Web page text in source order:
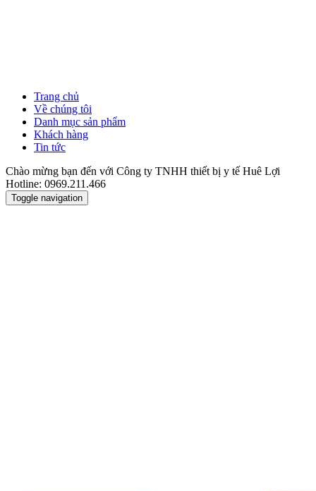
Trang chủ
Về chúng tôi
Danh mục sản phẩm
Khách hàng
Tin tức
Chào mừng bạn đến với Công ty TNHH thiết bị y tế Huê Lợi
Hotline: 0969.211.466
Toggle navigation